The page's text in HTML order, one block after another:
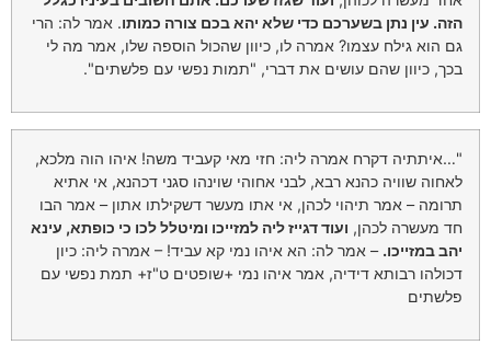
הזה. עין נתן בשערכם כדי שלא יהא בכם צורה כמותו. אמר לה: הרי
גם הוא גילח עצמו? אמרה לו, כיוון שהכול הוספה שלו, אמר מה לי
בכך, כיוון שהם עושים את דברי, "תמות נפשי עם פלשתים".
"…איתתיה דקרח אמרה ליה: חזי מאי קעביד משה! איהו הוה מלכא,
לאחוה שוויה כהנא רבא, לבני אחוהי שוינהו סגני דכהנא, אי אתיא
תרומה – אמר תיהוי לכהן, אי אתו מעשר דשקילתו אתון – אמר הבו
חד מעשרה לכהן, ועוד דגייז ליה למזייכו ומיטלל לכו כי כופתא, עינא
יהב במזייכו. – אמר לה: הא איהו נמי קא עביד! – אמרה ליה: כיון
דכולהו רבותא דידיה, אמר איהו נמי +שופטים ט"ז+ תמת נפשי עם
פלשתים